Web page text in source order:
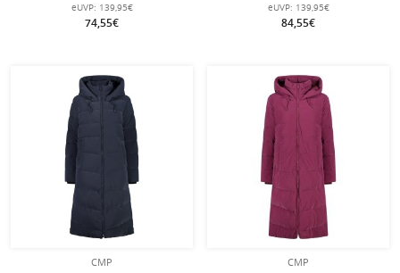
eUVP: 139,95€
74,55€
eUVP: 139,95€
84,55€
CMP
CMP